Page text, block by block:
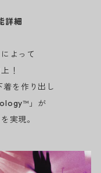
詳細
よって
！
を作り出し
」が
実現。